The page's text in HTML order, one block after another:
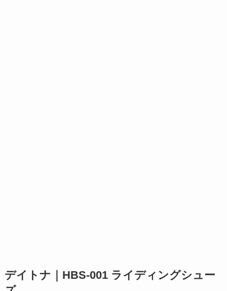
デイトナ｜HBS-001 ライディングシュー